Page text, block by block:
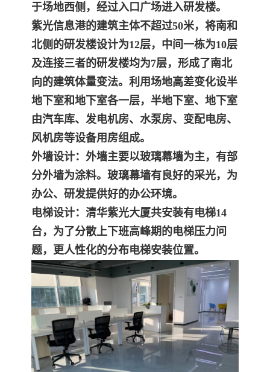
于场地西侧，经过入口广场进入研发楼。
紫光信息港的建筑主体不超过50米，将南和
北侧的研发楼设计为12层，中间一栋为10层
及连接三者的研发楼均为7层，形成了南北
向的建筑体量变法。利用场地高差变化设半
地下室和地下室各一层，半地下室、地下室
由汽车库、发电机房、水泵房、变配电房、
风机房等设备用房组成。
外墙设计：外墙主要以玻璃幕墙为主，有部
分外墙为涂料。玻璃幕墙有良好的采光，为
办公、研发提供好的办公环境。
电梯设计：清华紫光大厦共安装有电梯14
台，为了分散上下班高峰期的电梯压力问
题，更人性化的分布电梯安装位置。